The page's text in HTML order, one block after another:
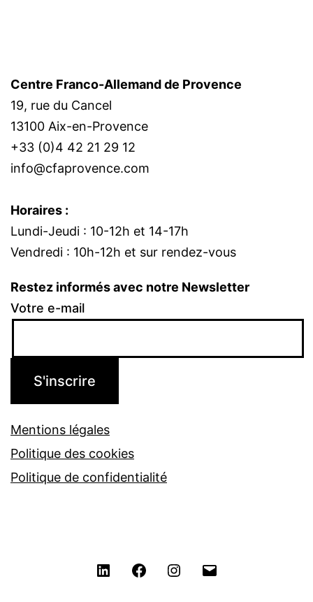
Centre Franco-Allemand de Provence
19, rue du Cancel
13100 Aix-en-Provence
+33 (0)4 42 21 29 12
info@cfaprovence.com
Horaires :
Lundi-Jeudi : 10-12h et 14-17h
Vendredi : 10h-12h et sur rendez-vous
Restez informés avec notre Newsletter
Votre e-mail
Mentions légales
Politique des cookies
Politique de confidentialité
LinkedIn FacebookInstagram